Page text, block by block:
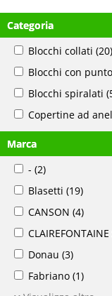
Categoria
Blocchi collati (20)
Blocchi con
Blocchi spiralati
Copertine ad
Marca
- (2)
Blasetti (19)
CANSON (4)
CLAIREFONTAINE
Donau (3)
Fabriano (1)